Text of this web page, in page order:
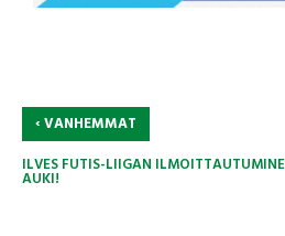
‹VANHEMMAT
ILVES FUTIS-LIIGAN
AUKI!